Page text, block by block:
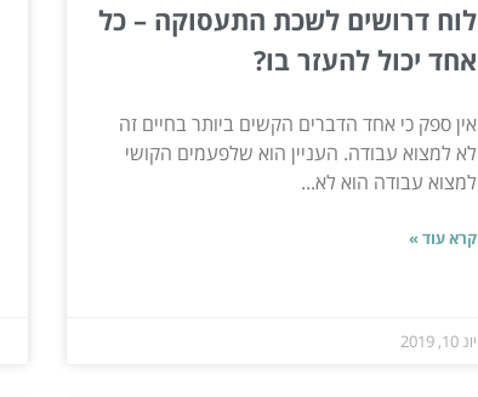
לוח דרושים לשכת התעסוקה – כל
אחד יכול להעזר בו?
אין ספק כי אחד הדברים הקשים ביותר בחיים זה
לא למצוא עבודה. העניין הוא שלפעמים הקושי
למצוא עבודה הוא לא...
קרא עוד »
יונ 10, 2019